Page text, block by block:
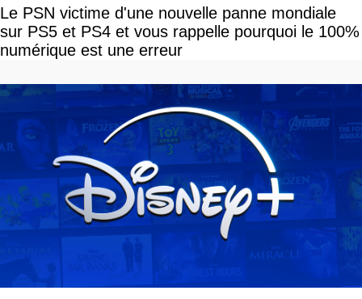
Le PSN victime d'une nouvelle panne mondiale
sur PS5 et PS4 et vous rappelle pourquoi le 100%
numérique est une erreur